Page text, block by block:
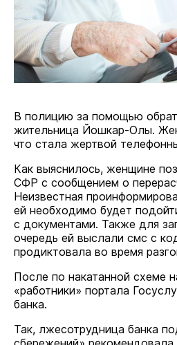
В полицию за помощью
жительница Йошкар-Олы.
что стала жертвой
Как выяснилось, женщине
СФР с сообщением о
Неизвестная
ей необходимо будет
с документами. Также для
очередь ей выслали смс с
продиктовала во время
После по накатанной схеме
«работники» портала
банка.
Так, лжесотрудница банка